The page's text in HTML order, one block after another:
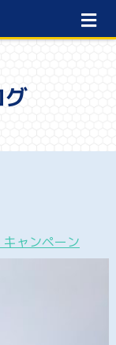
キャンペーン